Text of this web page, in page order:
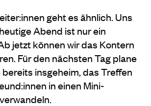
geht es ähnlich. Uns
Abend ist nur ein
jetzt können wir das Kontern
Für den nächsten Tag plane
insgeheim, das Treffen
in einen Mini-